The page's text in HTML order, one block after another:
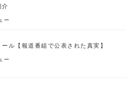
介
ー
ル【報道番組で公表された真実】
ー